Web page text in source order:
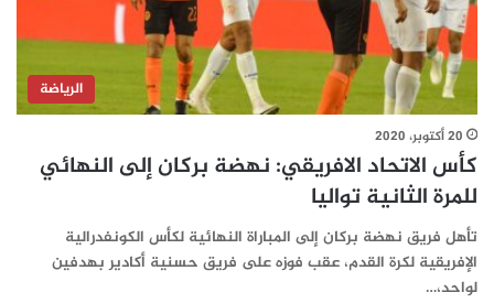
الرياضة
20 أكتوبر، 2020
كأس الاتحاد الافريقي: نهضة بركان إلى النهائي
للمرة الثانية تواليا
تأهل فريق نهضة بركان إلى المباراة النهائية لكأس الكونفدرالية
الإفريقية لكرة القدم، عقب فوزه على فريق حسنية أكادير بهدفين
لواحد،…